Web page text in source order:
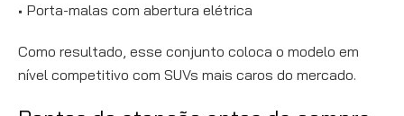
Porta-malas com abertura elétrica
Como resultado, esse conjunto coloca o modelo em
nível competitivo com SUVs mais caros do mercado.